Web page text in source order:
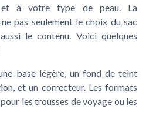
et à votre type de peau. La
pas seulement le choix du sac
le contenu. Voici quelques
base légère, un fond de teint
et un correcteur. Les formats
les trousses de voyage ou les